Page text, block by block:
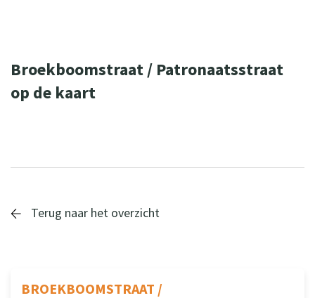
BROEKBOOMSTRAAT /
Broekboomstraat / Patronaatsstraat
op de kaart
−
Terug naar het overzicht